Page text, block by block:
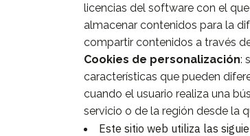
licencias del software con el
almacenar contenidos para la
compartir contenidos a través
Cookies de personalización:
características que pueden
cuando el usuario realiza una
servicio o de la región desde la
Este sitio web utiliza las